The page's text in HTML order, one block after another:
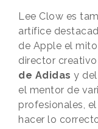
Lee Clow es
artífice
de Apple el
director
de Adidas y
el mentor de
profesionales,
hacer lo